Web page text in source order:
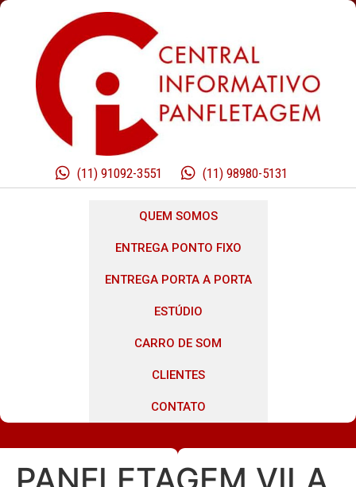
(11) 91092-3551 (11) 98980-5131
QUEM SOMOS
ENTREGA PONTO FIXO
ENTREGA PORTA A PORTA
ESTÚDIO
CARRO DE SOM
CLIENTES
CONTATO